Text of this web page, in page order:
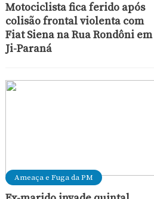
Motociclista fica ferido após
colisão frontal violenta com
Fiat Siena na Rua Rondôni em
Ji-Paraná
Ameaça e Fuga da PM